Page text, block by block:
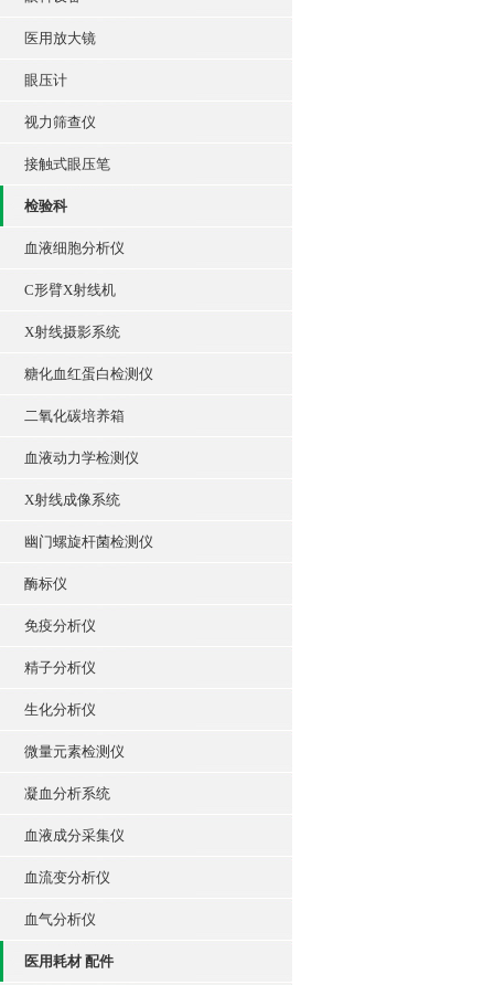
医用放大镜
眼压计
视力筛查仪
接触式眼压笔
检验科
血液细胞分析仪
C形臂X射线机
X射线摄影系统
糖化血红蛋白检测仪
二氧化碳培养箱
血液动力学检测仪
X射线成像系统
幽门螺旋杆菌检测仪
酶标仪
免疫分析仪
精子分析仪
生化分析仪
微量元素检测仪
凝血分析系统
血液成分采集仪
血流变分析仪
血气分析仪
医用耗材 配件